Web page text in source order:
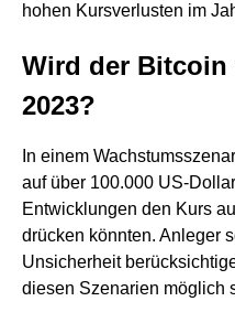
hohen Kursverlusten im
Wird der Bitcoin
2023?
In einem
auf über 100.000 US-
Entwicklungen den Kurs
drücken könnten. Anleger
Unsicherheit
diesen Szenarien möglich